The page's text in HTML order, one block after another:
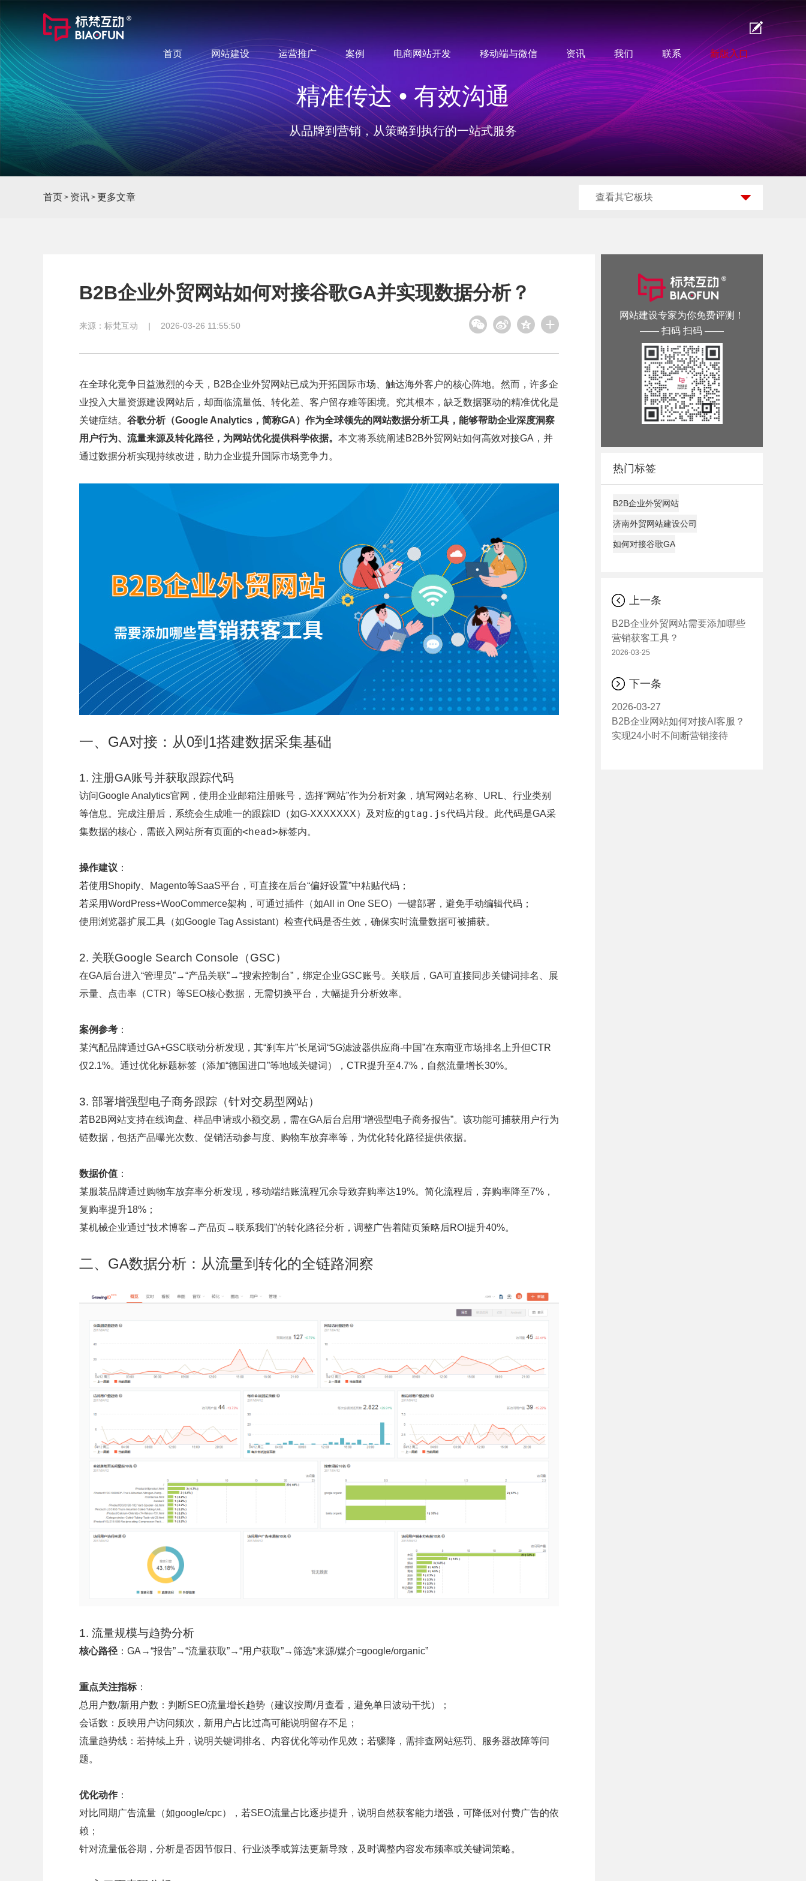
首页 网站建设 运营推广 案例 电商网站开发 移动端与微信 资讯 我们 联系 新版入口
精准传达 • 有效沟通
从品牌到营销，从策略到执行的一站式服务
首页 > 资讯 > 更多文章 查看其它板块
B2B企业外贸网站如何对接谷歌GA并实现数据分析？
来源： 标梵互动 | 2026-03-26 11:55:50
在全球化竞争日益激烈的今天，B2B企业外贸网站已成为开拓国际市场、触达海外客户的核心阵地。然而，许多企
业投入大量资源建设网站后，却面临流量低、转化差、客户留存难等困境。究其根本，缺乏数据驱动的精准优化是
关键症结。 谷歌分析（Google Analytics，简称GA）作为全球领先的网站数据分析工具，能够帮助企业深度洞察
用户行为、流量来源及转化路径，为网站优化提供科学依据。 本文将系统阐述B2B外贸网站如何高效对接GA，并
通过数据分析实现持续改进，助力企业提升国际市场竞争力。
一、GA对接：从0到1搭建数据采集基础
1. 注册GA账号并获取跟踪代码
访问Google Analytics官网，使用企业邮箱注册账号，选择“网站”作为分析对象，填写网站名称、URL、行业类别
等信息。完成注册后，系统会生成唯一的跟踪ID（如G-XXXXXXX）及对应的gtag.js代码片段。此代码是GA采
集数据的核心，需嵌入网站所有页面的<head>标签内。
操作建议 ：
若使用Shopify、Magento等SaaS平台，可直接在后台“偏好设置”中粘贴代码；
若采用WordPress+WooCommerce架构，可通过插件（如All in One SEO）一键部署，避免手动编辑代码；
使用浏览器扩展工具（如Google Tag Assistant）检查代码是否生效，确保实时流量数据可被捕获。
2. 关联Google Search Console（GSC）
在GA后台进入“管理员”→“产品关联”→“搜索控制台”，绑定企业GSC账号。关联后，GA可直接同步关键词排名、展
示量、点击率（CTR）等SEO核心数据，无需切换平台，大幅提升分析效率。
案例参考 ：
某汽配品牌通过GA+GSC联动分析发现，其“刹车片”长尾词“5G滤波器供应商-中国”在东南亚市场排名上升但CTR
仅2.1%。通过优化标题标签（添加“德国进口”等地域关键词），CTR提升至4.7%，自然流量增长30%。
3. 部署增强型电子商务跟踪（针对交易型网站）
若B2B网站支持在线询盘、样品申请或小额交易，需在GA后台启用“增强型电子商务报告”。该功能可捕获用户行为
链数据，包括产品曝光次数、促销活动参与度、购物车放弃率等，为优化转化路径提供依据。
数据价值 ：
某服装品牌通过购物车放弃率分析发现，移动端结账流程冗余导致弃购率达19%。简化流程后，弃购率降至7%，
复购率提升18%；
某机械企业通过“技术博客→产品页→联系我们”的转化路径分析，调整广告着陆页策略后ROI提升40%。
二、GA数据分析：从流量到转化的全链路洞察
1. 流量规模与趋势分析
核心路径 ：GA→“报告”→“流量获取”→“用户获取”→筛选“来源/媒介=google/organic”
重点关注指标：
总用户数/新用户数：判断SEO流量增长趋势（建议按周/月查看，避免单日波动干扰）；
会话数：反映用户访问频次，新用户占比过高可能说明留存不足；
流量趋势线：若持续上升，说明关键词排名、内容优化等动作见效；若骤降，需排查网站惩罚、服务器故障等问
题。
优化动作 ：
对比同期广告流量（如google/cpc），若SEO流量占比逐步提升，说明自然获客能力增强，可降低对付费广告的依
赖；
针对流量低谷期，分析是否因节假日、行业淡季或算法更新导致，及时调整内容发布频率或关键词策略。
网站建设专家为你免费评测！
—— 扫码 扫码 ——
热门标签
B2B企业外贸网站
济南外贸网站建设公司
如何对接谷歌GA
上一条
B2B企业外贸网站需要添加哪些
营销获客工具？
2026-03-25
下一条
2026-03-27
B2B企业网站如何对接AI客服？
实现24小时不间断营销接待